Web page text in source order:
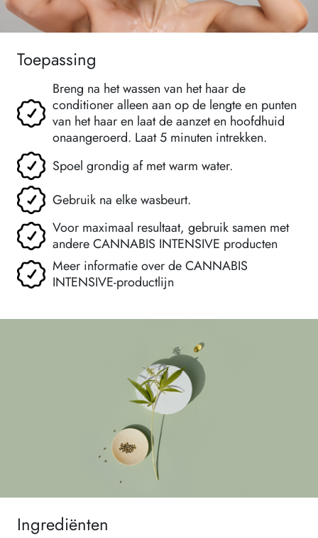
Toepassing
Breng na het wassen van het haar de
conditioner alleen aan op de lengte en punten
van het haar en laat de aanzet en hoofdhuid
onaangeroerd. Laat 5 minuten intrekken.
Spoel grondig af met warm water.
Gebruik na elke wasbeurt.
Voor maximaal resultaat, gebruik samen met
andere CANNABIS INTENSIVE producten
Meer informatie over de CANNABIS
INTENSIVE-productlijn
Ingrediënten